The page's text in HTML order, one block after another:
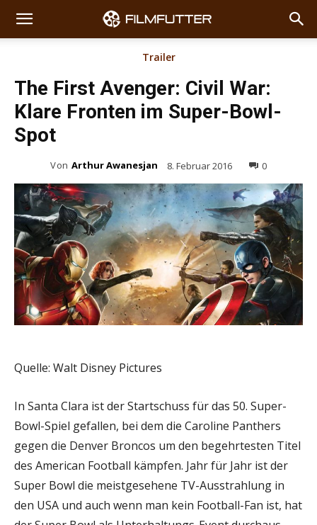
Trailer
The First Avenger: Civil War:
Klare Fronten im Super-Bowl-
Spot
Von Arthur Awanesjan 8. Februar 2016 0
Quelle: Walt Disney Pictures
In Santa Clara ist der Startschuss für das 50. Super-
Bowl-Spiel gefallen, bei dem die Caroline Panthers
gegen die Denver Broncos um den begehrtesten Titel
des American Football kämpfen. Jahr für Jahr ist der
Super Bowl die meistgesehene TV-Ausstrahlung in
den USA und auch wenn man kein Football-Fan ist, hat